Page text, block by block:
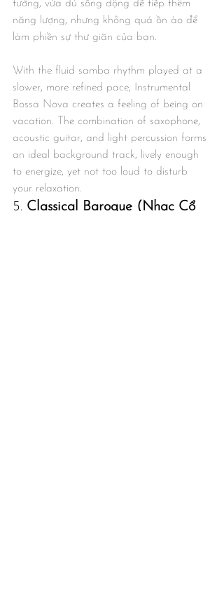
tưởng, vừa đủ sống động để tiếp thêm
năng lượng, nhưng không quá ồn ào để
làm phiền sự thư giãn của bạn.
With the fluid samba rhythm played at a
slower, more refined pace, Instrumental
Bossa Nova creates a feeling of being on
vacation. The combination of saxophone,
acoustic guitar, and light percussion forms
an ideal background track, lively enough
to energize, yet not too loud to disturb
your relaxation.
5. Classical Baroque (Nhạc Cổ